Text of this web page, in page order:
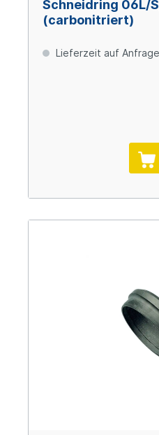
Schneidring 06L/
(carbonitriert)
Lieferzeit auf Anfrage